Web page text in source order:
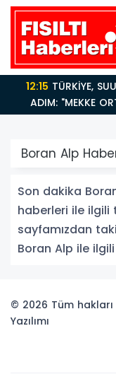
12:15TÜRKİYE, SUUDİ ARABİSTAN VE PAKİSTAN'DAN KRİTİK
ADIM: "MEKKE
Boran Alp
Son dakika
haberleri ile ilgili
sayfamızdan
Boran Alp ile
© 2026 Tüm hakları
Yazılımı